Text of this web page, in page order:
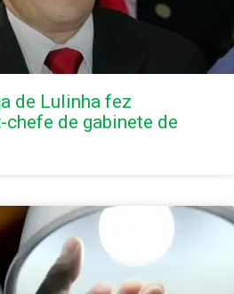
de Lulinha fez
chefe de gabinete de